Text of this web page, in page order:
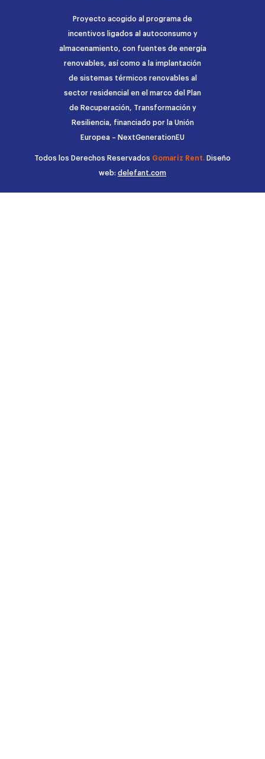
Proyecto acogido al programa de
incentivos ligados al autoconsumo y
almacenamiento, con fuentes de energía
renovables, así como a la implantación
de sistemas térmicos renovables al
sector residencial en el marco del Plan
de Recuperación, Transformación y
Resiliencia, financiado por la Unión
Europea – NextGenerationEU
Todos los Derechos Reservados Gomariz Rent. Diseño
web: delefant.com